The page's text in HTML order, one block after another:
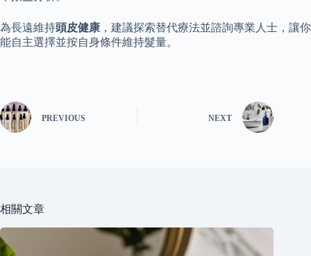
為長遠維持頭皮健康 ，建議探索替代療法並諮詢專業人士，讓你
能自主選擇並按自身條件維持髮量。
PREVIOUS NEXT
相關文章